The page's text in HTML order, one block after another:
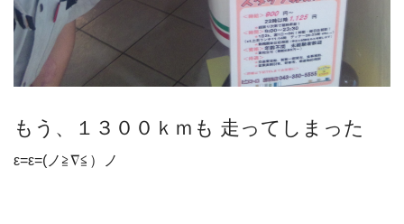
もう、１３００ｋｍも 走ってしまった
ε=ε=(ノ≧∇≦）ノ